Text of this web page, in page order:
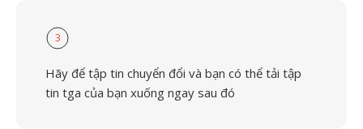
3
Hãy để tập tin chuyển đổi và bạn có thể tải tập
tin tga của bạn xuống ngay sau đó